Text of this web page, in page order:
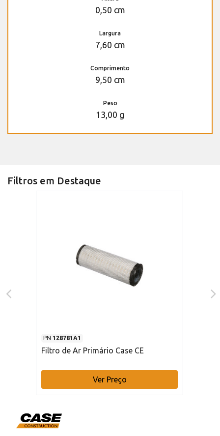
0,50 cm
Largura
7,60 cm
Comprimento
9,50 cm
Peso
13,00 g
Filtros em Destaque
PN 128781A1
Filtro de Ar Primário Case CE
Ver Preço